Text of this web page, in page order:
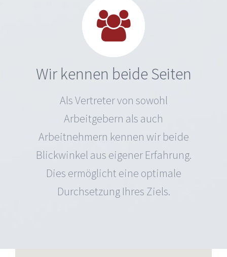
Wir kennen beide Seiten
Als Vertreter von sowohl
Arbeitgebern als auch
Arbeitnehmern kennen wir beide
Blickwinkel aus eigener Erfahrung.
Dies ermöglicht eine optimale
Durchsetzung Ihres Ziels.